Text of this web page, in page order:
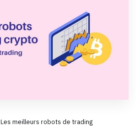
Les meilleurs robots de trading